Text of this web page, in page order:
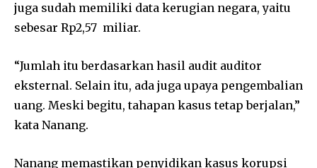
juga sudah memiliki data kerugian negara, yaitu
sebesar Rp2,57 miliar.
“Jumlah itu berdasarkan hasil audit auditor
eksternal. Selain itu, ada juga upaya pengembalian
uang. Meski begitu, tahapan kasus tetap berjalan,”
kata Nanang.
Nanang memastikan penyidikan kasus korupsi